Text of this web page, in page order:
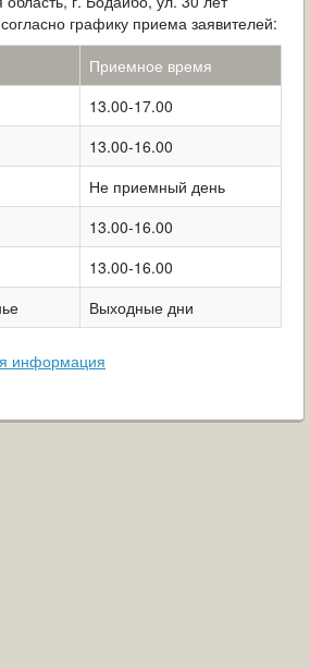
графику приема заявителей:
Приемное время
13.00-17.00
13.00-16.00
Не приемный день
13.00-16.00
13.00-16.00
Выходные дни
информация